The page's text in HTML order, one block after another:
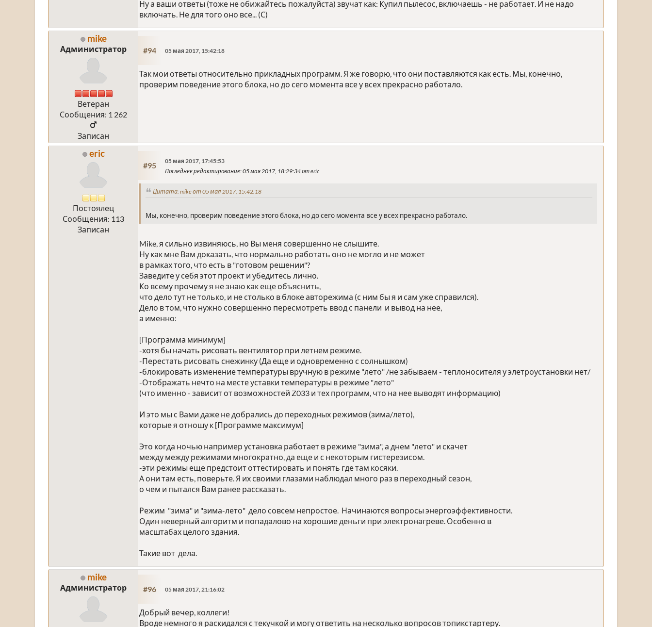
Ну а ваши ответы (тоже не обижайтесь пожалуйста) звучат как: Купил пылесос, включаешь - не работает. И не надо
включать. Не для того оно все... (С)
mike
Администратор
Ветеран
Сообщения: 1 262
Записан
#94 05 мая 2017, 15:42:18
Так мои ответы относительно прикладных программ. Я же говорю, что они поставляются как есть. Мы, конечно,
проверим поведение этого блока, но до сего момента все у всех прекрасно работало.
eric
Постоялец
Сообщения: 113
Записан
#95
05 мая 2017, 17:45:53
Последнее редактирование: 05 мая 2017, 18:29:34 от eric
Цитата: mike от 05 мая 2017, 15:42:18
Мы, конечно, проверим поведение этого блока, но до сего момента все у всех прекрасно работало.
Mike, я сильно извиняюсь, но Вы меня совершенно не слышите.
Ну как мне Вам доказать, что нормально работать оно не могло и не может
в рамках того, что есть в "готовом решении"?
Заведите у себя этот проект и убедитесь лично.
Ко всему прочему я не знаю как еще объяснить,
что дело тут не только, и не столько в блоке авторежима (с ним бы я и сам уже справился).
Дело в том, что нужно совершенно пересмотреть ввод с панели и вывод на нее,
а именно:
[Программа минимум]
-хотя бы начать рисовать вентилятор при летнем режиме.
-Перестать рисовать снежинку (Да еще и одновременно с солнышком)
-блокировать изменение температуры вручную в режиме "лето" /не забываем - теплоносителя у элетроустановки нет/
-Отображать нечто на месте уставки температуры в режиме "лето"
(что именно - зависит от возможностей Z033 и тех программ, что на нее выводят информацию)
И это мы с Вами даже не добрались до переходных режимов (зима/лето),
которые я отношу к [Программе максимум]
Это когда ночью например установка работает в режиме "зима", а днем "лето" и скачет
между между режимами многократно, да еще и с некоторым гистерезисом.
-эти режимы еще предстоит оттестировать и понять где там косяки.
А они там есть, поверьте. Я их своими глазами наблюдал много раз в переходный сезон,
о чем и пытался Вам ранее рассказать.
Режим "зима" и "зима-лето" дело совсем непростое. Начинаются вопросы энергоэффективности.
Один неверный алгоритм и попадалово на хорошие деньги при электронагреве. Особенно в
масштабах целого здания.
Такие вот дела.
mike
Администратор #96 05 мая 2017, 21:16:02
Добрый вечер, коллеги!
Вроде немного я раскидался с текучкой и могу ответить на несколько вопросов топикстартеру.